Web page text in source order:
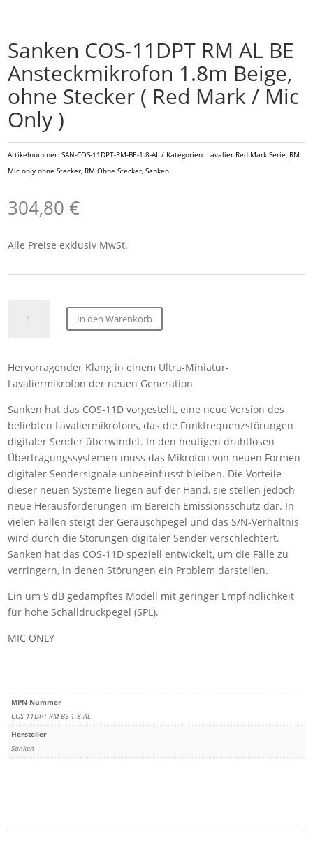
Sanken COS-11DPT RM AL BE
Ansteckmikrofon 1.8m Beige,
ohne Stecker ( Red Mark / Mic
Only )
Artikelnummer:SAN-COS-11DPT-RM-BE-1.8-AL Kategorien: Lavalier Red Mark Serie RM
Mic only ohne Stecker RM Ohne Stecker ,Sanken
304,80€
Alle Preise exklusiv MwSt.
COS-
AL
BE
Ansteckmikrofon
1.8m
Beige,
ohne
Stecker
Mark
Mic
Only
Menge
In den Warenkorb
Hervorragender Klang in einem Ultra-Miniatur-
Lavaliermikrofon der neuen Generation
Sanken hat das COS-11D vorgestellt, eine neue Version des
beliebten Lavaliermikrofons, das die Funkfrequenzstörungen
digitaler Sender überwindet. In den heutigen drahtlosen
Übertragungssystemen muss das Mikrofon von neuen Formen
digitaler Sendersignale unbeeinflusst bleiben. Die Vorteile
dieser neuen Systeme liegen auf der Hand, sie stellen jedoch
neue Herausforderungen im Bereich Emissionsschutz dar. In
vielen Fällen steigt der Geräuschpegel und das S/N-Verhältnis
wird durch die Störungen digitaler Sender verschlechtert.
Sanken hat das COS-11D speziell entwickelt, um die Fälle zu
verringern, in denen Störungen ein Problem darstellen.
Ein um 9 dB gedämpftes Modell mit geringer Empfindlichkeit
für hohe Schalldruckpegel (SPL).
MIC ONLY
MPN-Nummer
COS-11DPT-RM-BE-1.8-AL
Hersteller
Sanken